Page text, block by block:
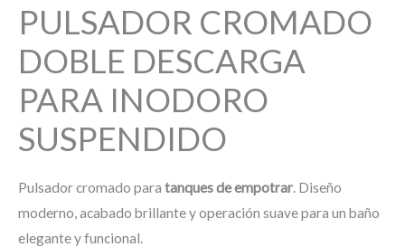
PULSADOR CROMADO
DOBLE DESCARGA
PARA INODORO
SUSPENDIDO
Pulsador cromado para tanques de empotrar. Diseño
moderno, acabado brillante y operación suave para un baño
elegante y funcional.